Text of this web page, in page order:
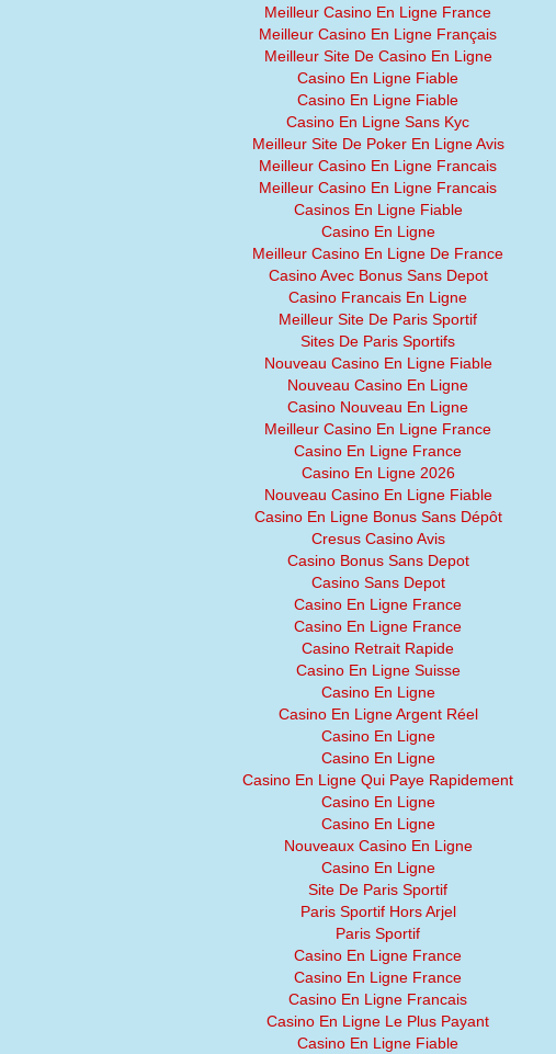
Meilleur Casino En Ligne France
Meilleur Casino En Ligne Français
Meilleur Site De Casino En Ligne
Casino En Ligne Fiable
Casino En Ligne Fiable
Casino En Ligne Sans Kyc
Meilleur Site De Poker En Ligne Avis
Meilleur Casino En Ligne Francais
Meilleur Casino En Ligne Francais
Casinos En Ligne Fiable
Casino En Ligne
Meilleur Casino En Ligne De France
Casino Avec Bonus Sans Depot
Casino Francais En Ligne
Meilleur Site De Paris Sportif
Sites De Paris Sportifs
Nouveau Casino En Ligne Fiable
Nouveau Casino En Ligne
Casino Nouveau En Ligne
Meilleur Casino En Ligne France
Casino En Ligne France
Casino En Ligne 2026
Nouveau Casino En Ligne Fiable
Casino En Ligne Bonus Sans Dépôt
Cresus Casino Avis
Casino Bonus Sans Depot
Casino Sans Depot
Casino En Ligne France
Casino En Ligne France
Casino Retrait Rapide
Casino En Ligne Suisse
Casino En Ligne
Casino En Ligne Argent Réel
Casino En Ligne
Casino En Ligne
Casino En Ligne Qui Paye Rapidement
Casino En Ligne
Casino En Ligne
Nouveaux Casino En Ligne
Casino En Ligne
Site De Paris Sportif
Paris Sportif Hors Arjel
Paris Sportif
Casino En Ligne France
Casino En Ligne France
Casino En Ligne Francais
Casino En Ligne Le Plus Payant
Casino En Ligne Fiable